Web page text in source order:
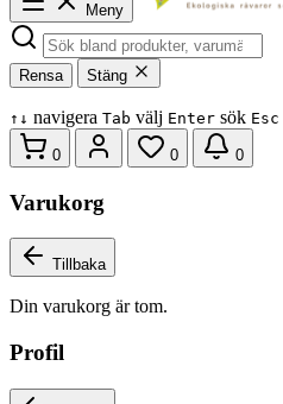
Meny
Rensa Stäng
↑ ↓ navigera Tab välj Enter sök Esc
0 0 0
Varukorg
Tillbaka
Din varukorg är tom.
Profil